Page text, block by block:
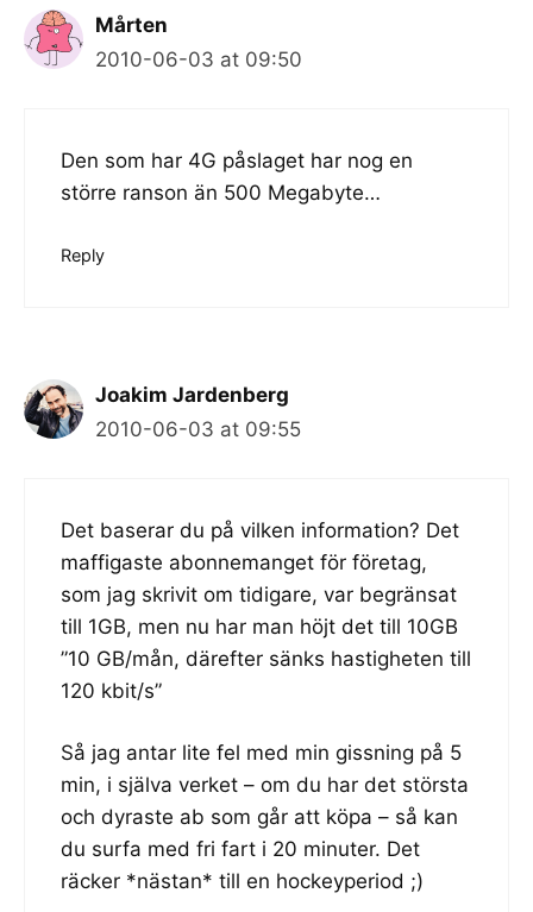
Mårten
2010-06-03 at 09:50
Den som har 4G påslaget har nog en
större ranson än 500 Megabyte…
Reply
Joakim Jardenberg
2010-06-03 at 09:55
Det baserar du på vilken information? Det
maffigaste abonnemanget för företag,
som jag skrivit om tidigare, var begränsat
till 1GB, men nu har man höjt det till 10GB
”10 GB/mån, därefter sänks hastigheten till
120 kbit/s”
Så jag antar lite fel med min gissning på 5
min, i själva verket – om du har det största
och dyraste ab som går att köpa – så kan
du surfa med fri fart i 20 minuter. Det
räcker *nästan* till en hockeyperiod ;)